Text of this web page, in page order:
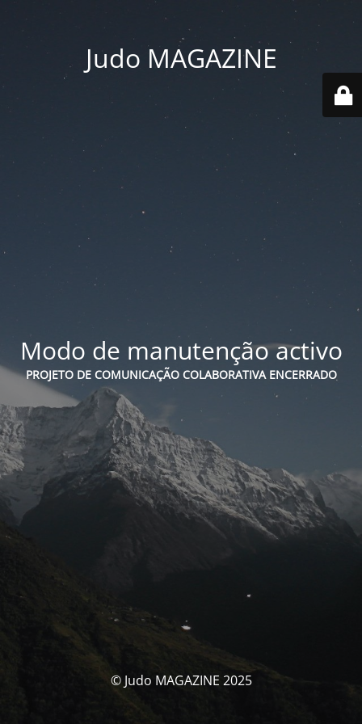
Judo MAGAZINE
Modo de manutenção activo
PROJETO DE COMUNICAÇÃO COLABORATIVA ENCERRADO
© Judo MAGAZINE 2025